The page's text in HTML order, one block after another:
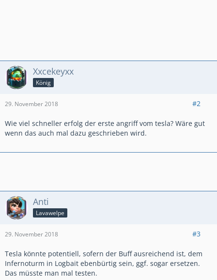
Xxcekeyxx
König
29. November 2018 #2
Wie viel schneller erfolg der erste angriff vom tesla? Wäre gut
wenn das auch mal dazu geschrieben wird.
Anti
Lavawelpe
29. November 2018 #3
Tesla könnte potentiell, sofern der Buff ausreichend ist, dem
Infernoturm in Logbait ebenbürtig sein, ggf. sogar ersetzen.
Das müsste man mal testen.